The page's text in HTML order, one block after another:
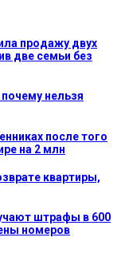
продажу двух
две семьи без
нельзя
после того
на 2 млн
квартиры,
штрафы в 600
номеров